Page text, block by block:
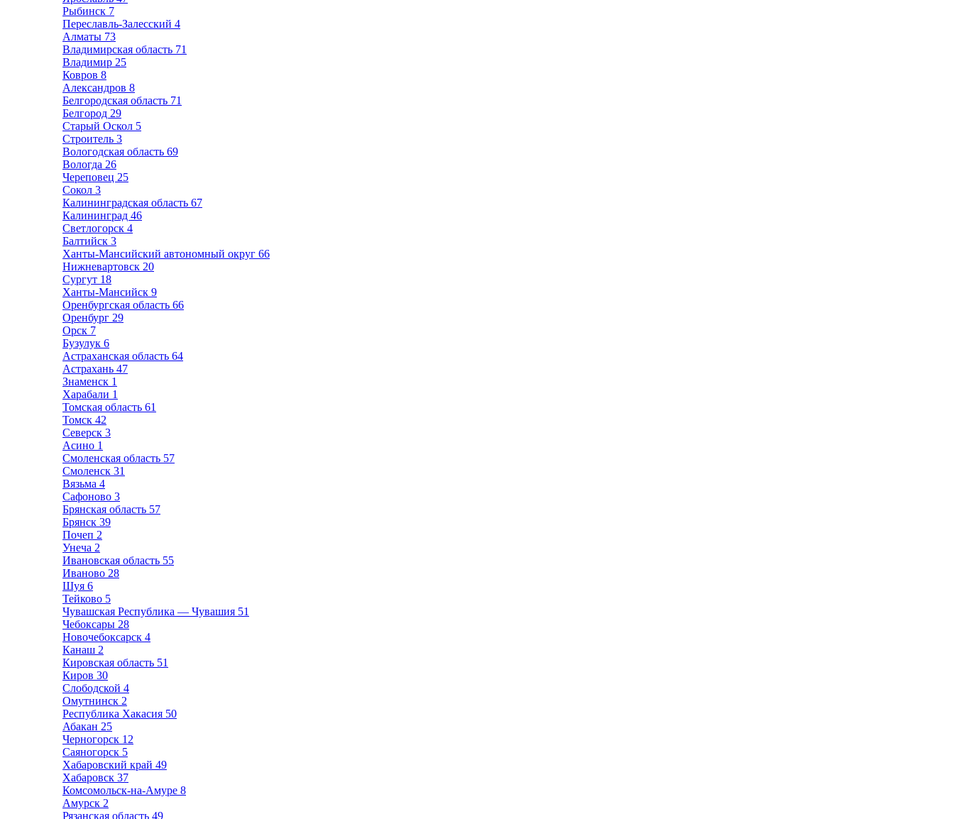
Рыбинск 7
Переславль-Залесский 4
Алматы 73
Владимирская область 71
Владимир 25
Ковров 8
Александров 8
Белгородская область 71
Белгород 29
Старый Оскол 5
Строитель 3
Вологодская область 69
Вологда 26
Череповец 25
Сокол 3
Калининградская область 67
Калининград 46
Светлогорск 4
Балтийск 3
Ханты-Мансийский автономный округ 66
Нижневартовск 20
Сургут 18
Ханты-Мансийск 9
Оренбургская область 66
Оренбург 29
Орск 7
Бузулук 6
Астраханская область 64
Астрахань 47
Знаменск 1
Харабали 1
Томская область 61
Томск 42
Северск 3
Асино 1
Смоленская область 57
Смоленск 31
Вязьма 4
Сафоново 3
Брянская область 57
Брянск 39
Почеп 2
Унеча 2
Ивановская область 55
Иваново 28
Шуя 6
Тейково 5
Чувашская Республика — Чувашия 51
Чебоксары 28
Новочебоксарск 4
Канаш 2
Кировская область 51
Киров 30
Слободской 4
Омутнинск 2
Республика Хакасия 50
Абакан 25
Черногорск 12
Саяногорск 5
Хабаровский край 49
Хабаровск 37
Комсомольск-на-Амуре 8
Амурск 2
Рязанская область 49